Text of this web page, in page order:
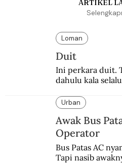
ARTIKEL
Loman
Duit
Ini perkara duit.
dahulu kala
Urban
Awak Bus
Operator
Bus Patas AC
Tapi nasib